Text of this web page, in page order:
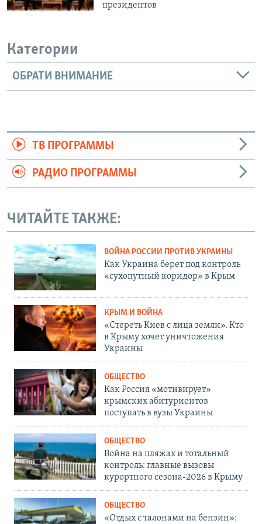
президентов
Категории
ОБРАТИ ВНИМАНИЕ
ТВ ПРОГРАММЫ
РАДИО ПРОГРАММЫ
ЧИТАЙТЕ ТАКЖЕ:
ВОЙНА РОССИИ ПРОТИВ УКРАИНЫ
Как Украина берет под контроль
«сухопутный коридор» в Крым
КРЫМ И ВОЙНА
«Стереть Киев с лица земли». Кто
в Крыму хочет уничтожения
Украины
ОБЩЕСТВО
Как Россия «мотивирует»
крымских абитуриентов
поступать в вузы Украины
ОБЩЕСТВО
Война на пляжах и тотальный
контроль: главные вызовы
курортного сезона-2026 в Крыму
ОБЩЕСТВО
«Отдых с талонами на бензин»: